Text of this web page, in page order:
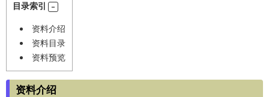
目录索引
资料介绍
资料目录
资料预览
资料介绍